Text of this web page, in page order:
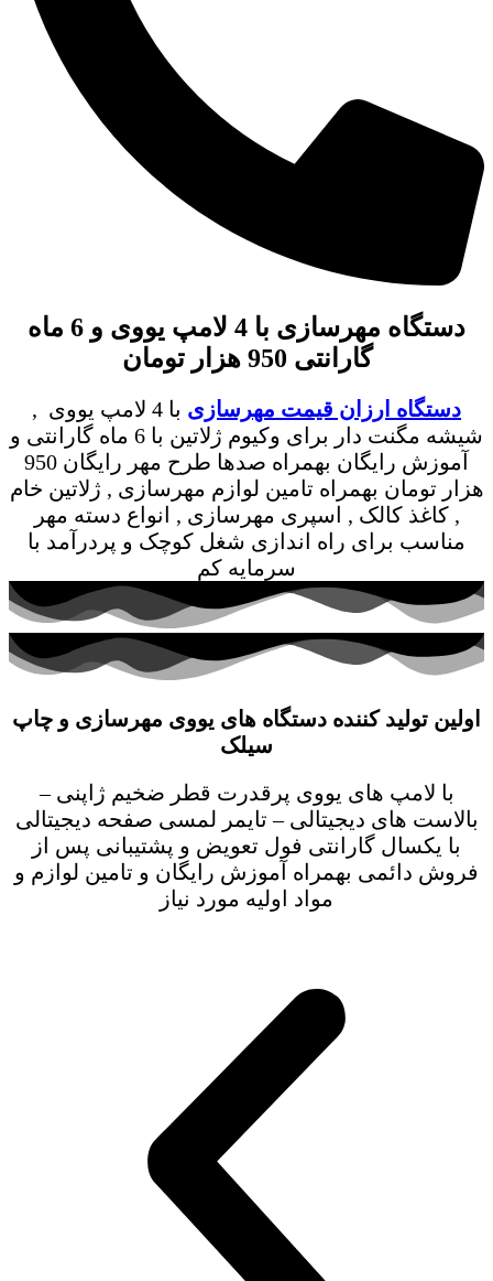
دستگاه مهرسازی
با 4 لامپ یووی و 6 ماه
گارانتی 950 هزار تومان
دستگاه ارزان قیمت مهرسازی
با 4 لامپ یووی ,
شیشه مگنت دار برای وکیوم ژلاتین با 6 ماه گارانتی و
آموزش رایگان بهمراه صدها طرح مهر رایگان 950
هزار تومان بهمراه تامین لوازم مهرسازی , ژلاتین خام
, کاغذ کالک , اسپری مهرسازی , انواع دسته مهر
مناسب برای راه اندازی شغل کوچک و پردرآمد با
سرمایه کم
اولین تولید کننده دستگاه های یووی مهرسازی و چاپ
سیلک
با لامپ های یووی پرقدرت قطر ضخیم ژاپنی –
بالاست های دیجیتالی – تایمر لمسی صفحه دیجیتالی
با یکسال گارانتی فول تعویض و پشتیبانی پس از
فروش دائمی بهمراه آموزش رایگان و تامین لوازم و
مواد اولیه مورد نیاز